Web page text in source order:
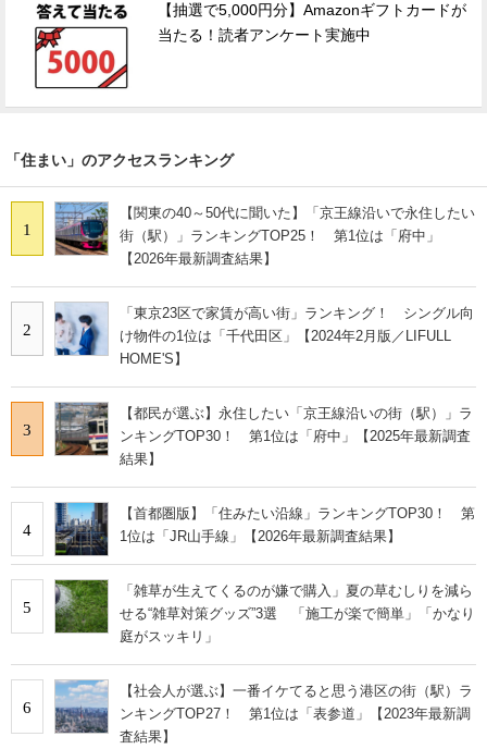
【抽選で5,000円分】Amazonギフトカードが
当たる！読者アンケート実施中
「住まい」のアクセスランキング
1
【関東の40～50代に聞いた】「京王線沿いで永住したい
街（駅）」ランキングTOP25！ 第1位は「府中」
【2026年最新調査結果】
2
「東京23区で家賃が高い街」ランキング！ シングル向
け物件の1位は「千代田区」【2024年2月版／LIFULL
HOME'S】
3
【都民が選ぶ】永住したい「京王線沿いの街（駅）」ラ
ンキングTOP30！ 第1位は「府中」【2025年最新調査
結果】
4
【首都圏版】「住みたい沿線」ランキングTOP30！ 第
1位は「JR山手線」【2026年最新調査結果】
5
「雑草が生えてくるのが嫌で購入」夏の草むしりを減ら
せる“雑草対策グッズ”3選 「施工が楽で簡単」「かなり
庭がスッキリ」
6
【社会人が選ぶ】一番イケてると思う港区の街（駅）ラ
ンキングTOP27！ 第1位は「表参道」【2023年最新調
査結果】